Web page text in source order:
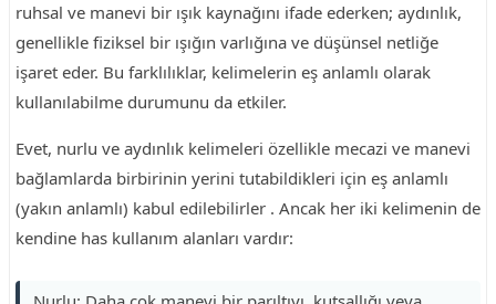
ruhsal ve manevi bir ışık kaynağını ifade ederken; aydınlık,
genellikle fiziksel bir ışığın varlığına ve düşünsel netliğe
işaret eder. Bu farklılıklar, kelimelerin eş anlamlı olarak
kullanılabilme durumunu da etkiler.
Evet, nurlu ve aydınlık kelimeleri özellikle mecazi ve manevi
bağlamlarda birbirinin yerini tutabildikleri için eş anlamlı
(yakın anlamlı) kabul edilebilirler . Ancak her iki kelimenin de
kendine has kullanım alanları vardır: